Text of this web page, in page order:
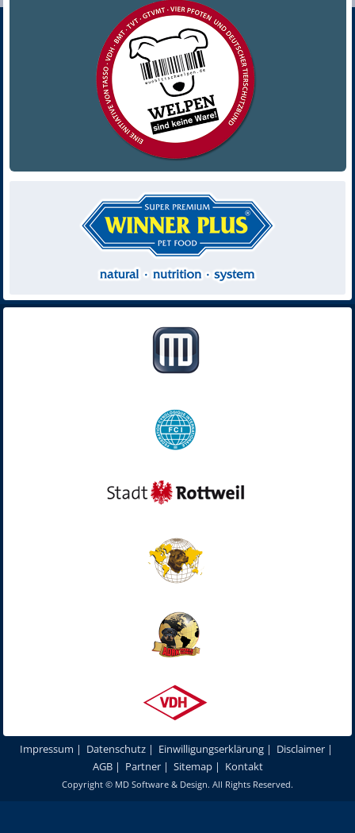
Impressum | Datenschutz | Einwilligungserklärung | Disclaimer |
AGB| Partner| Sitemap| Kontakt
Copyright © MD Software & Design. All Rights Reserved.